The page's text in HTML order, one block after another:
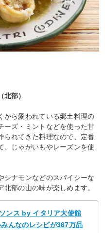
部）
から愛われている郷土料理の
ーズ・ミントなどを使った甘
られてきた料理なので、定番
、じゃがいもやレーズンを使
シナモンなどのスパイシーな
部の山の味が楽しめます。
ンス by イタリア大使館
んなのレシピが367万品